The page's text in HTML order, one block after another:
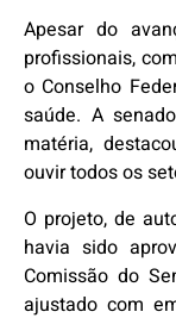
Apesar do
profissionais,
o Conselho
saúde. A
matéria,
ouvir todos os
O projeto, de
havia sido
Comissão do
ajustado com